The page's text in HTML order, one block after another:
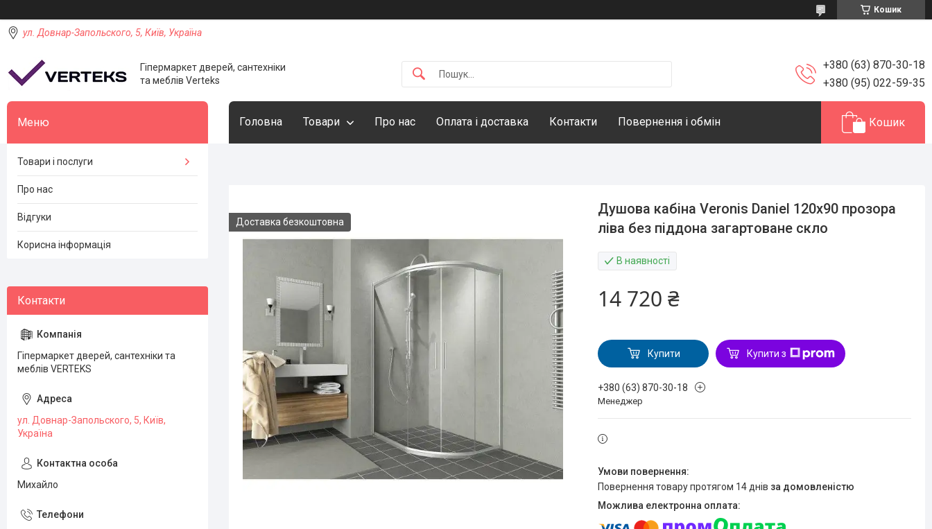
Кошик
ул. Довнар-Запольского, 5, Київ, Україна
Гіпермаркет дверей, сантехніки
та меблів Verteks
+380 (63) 870-30-18
+380 (95) 022-59-35
Головна Товари Про нас Оплата і доставка Контакти Повернення і обмін Кошик
Доставка безкоштовна
Душова кабіна Veronis Daniel 120х90 прозора
ліва без піддона загартоване скло
В наявності
14 720 ₴
Купити Купити з
+380 (63) 870-30-18
Менеджер
повернення товару протягом 14 днів за домовленістю
Товари і послуги
Про нас
Відгуки
Корисна інформація
Гіпермаркет дверей, сантехніки та
меблів VERTEKS
ул. Довнар-Запольского, 5, Київ,
Україна
Михайло